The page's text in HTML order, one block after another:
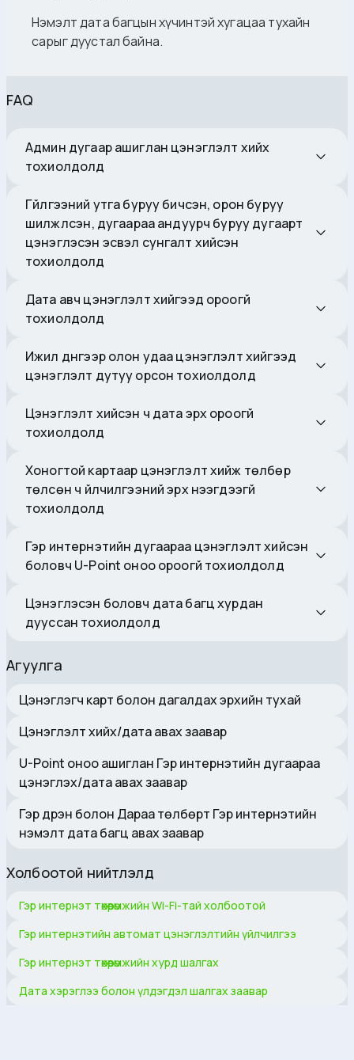
Нэмэлт дата багцын хүчинтэй хугацаа тухайн
сарыг дуустал байна.
FAQ
Админ дугаар ашиглан цэнэглэлт хийх
тохиолдолд
Гүйлгээний утга буруу бичсэн, орон буруу
шилжүүлсэн, дугаараа андуурч буруу дугаарт
цэнэглэсэн эсвэл сунгалт хийсэн
тохиолдолд
Дата авч цэнэглэлт хийгээд ороогүй
тохиолдолд
Ижил дүнгээр олон удаа цэнэглэлт хийгээд
цэнэглэлт дутуу орсон тохиолдолд
Цэнэглэлт хийсэн ч дата эрх ороогүй
тохиолдолд
Хоногтой картаар цэнэглэлт хийж төлбөр
төлсөн ч үйлчилгээний эрх нээгдээгүй
тохиолдолд
Гэр интернэтийн дугаараа цэнэглэлт хийсэн
боловч U-Point оноо ороогүй тохиолдолд
Цэнэглэсэн боловч дата багц хурдан
дууссан тохиолдолд
Агуулга
Цэнэглэгч карт болон дагалдах эрхийн тухай
Цэнэглэлт хийх/дата авах заавар
U-Point оноо ашиглан Гэр интернэтийн дугаараа
цэнэглэх/дата авах заавар
Гэр дүүрэн болон Дараа төлбөрт Гэр интернэтийн
нэмэлт дата багц авах заавар
Холбоотой нийтлэлүүд
Гэр интернэт төхөөрөмжийн Wi-Fi-тай холбоотой
Гэр интернэтийн автомат цэнэглэлтийн үйлчилгээ
Гэр интернэт төхөөрөмжийн хурд шалгах
Дата хэрэглээ болон үлдэгдэл шалгах заавар